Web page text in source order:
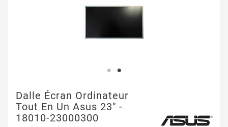
Dalle Écran Ordinateur
Tout En Un Asus 23'' -
18010-23000300